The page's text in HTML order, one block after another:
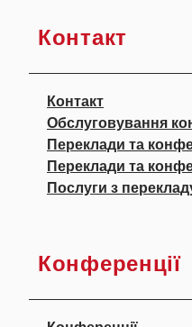
Контакт
Контакт
Обслуговування
Переклади та
Переклади та
Послуги з
Конференції